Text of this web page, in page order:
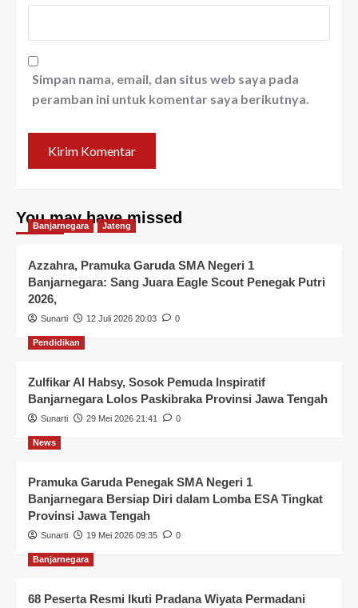
Simpan nama, email, dan situs web saya pada
peramban ini untuk komentar saya berikutnya.
You may have missed
Banjarnegara Jateng
Azzahra, Pramuka Garuda SMA Negeri 1
Banjarnegara: Sang Juara Eagle Scout Penegak Putri
2026,
Sunarti 12 Juli 2026 20:03 0
Pendidikan
Zulfikar Al Habsy, Sosok Pemuda Inspiratif
Banjarnegara Lolos Paskibraka Provinsi Jawa Tengah
Sunarti 29 Mei 2026 21:41 0
News
Pramuka Garuda Penegak SMA Negeri 1
Banjarnegara Bersiap Diri dalam Lomba ESA Tingkat
Provinsi Jawa Tengah
Sunarti 19 Mei 2026 09:35 0
Banjarnegara
68 Peserta Resmi Ikuti Pradana Wiyata Permadani